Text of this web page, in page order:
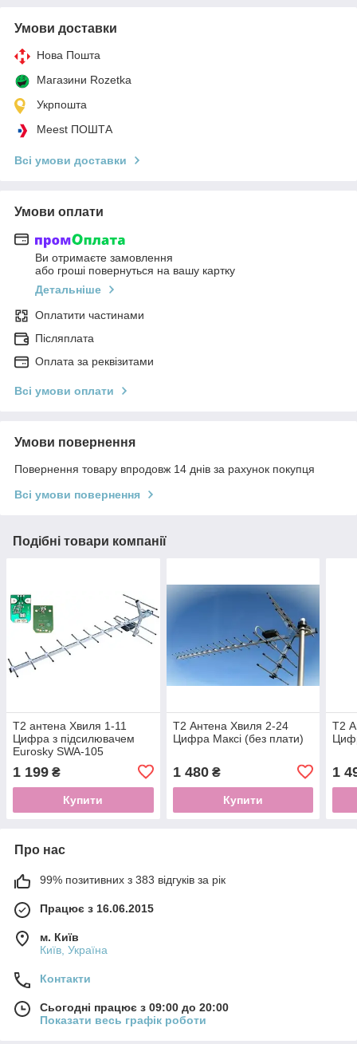
Умови доставки
Нова Пошта
Магазини Rozetka
Укрпошта
Meest ПОШТА
Всі умови доставки
Умови оплати
Ви отримаєте замовлення
або гроші повернуться на вашу картку
Детальніше
Оплатити частинами
Післяплата
Оплата за реквізитами
Всі умови оплати
Умови повернення
Повернення товару впродовж 14 днів за рахунок покупця
Всі умови повернення
Подібні товари компанії
Т2 антена Хвиля 1-11
Цифра з підсилювачем
Eurosky SWA-105
1 199 ₴
Купити
Т2 Антена Хвиля 2-24
Цифра Максі (без плати)
1 480₴
Купити
Т2
1
Про нас
99% позитивних з 383 відгуків за рік
Працює з 16.06.2015
м. Київ
Київ, Україна
Контакти
Сьогодні працює з 09:00 до 20:00
Показати весь графік роботи